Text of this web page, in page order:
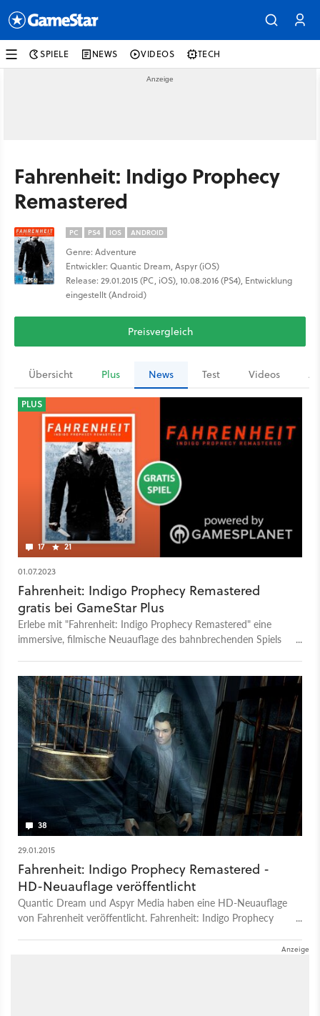
SPIELE NEWS VIDEOS TECH
Fahrenheit: Indigo Prophecy
Remastered
PC PS4 IOS ANDROID
Genre: Adventure
Entwickler: Quantic Dream, Aspyr (iOS)
Release: 29.01.2015 (PC, iOS), 10.08.2016 (PS4), Entwicklung
eingestellt (Android)
Preisvergleich
Übersicht Plus News Test Videos
17 21
PLUS
01.07.2023
Fahrenheit: Indigo Prophecy Remastered
gratis bei GameStar Plus
Erlebe mit "Fahrenheit: Indigo Prophecy Remastered" eine
immersive, filmische Neuauflage des bahnbrechenden Spiels
38
29.01.2015
Fahrenheit: Indigo Prophecy Remastered -
HD-Neuauflage veröffentlicht
Quantic Dream und Aspyr Media haben eine HD-Neuauflage
von Fahrenheit veröffentlicht. Fahrenheit: Indigo Prophecy